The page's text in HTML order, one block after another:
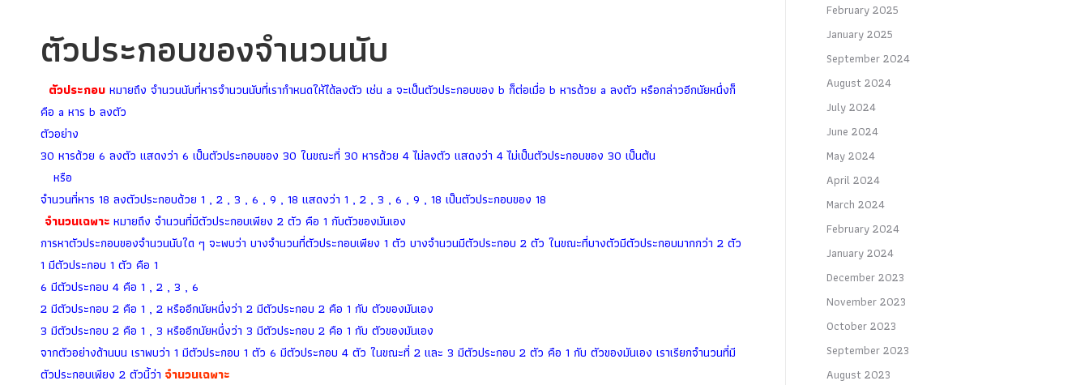
ตัวประกอบของจำนวนนับ
ตัวประกอบ หมายถึง จำนวนนับที่หารจำนวนนับที่เรากำหนดให้ได้ลงตัว เช่น a จะเป็นตัวประกอบของ b ก็ต่อเมื่อ b หารด้วย a ลงตัว หรือกล่าวอีกนัยหนึ่งก็
คือ a หาร b ลงตัว
ตัวอย่าง
30 หารด้วย 6 ลงตัว แสดงว่า 6 เป็นตัวประกอบของ 30 ในขณะที่ 30 หารด้วย 4 ไม่ลงตัว แสดงว่า 4 ไม่เป็นตัวประกอบของ 30 เป็นต้น
หรือ
จำนวนที่หาร 18 ลงตัวประกอบด้วย 1 , 2 , 3 , 6 , 9 , 18 แสดงว่า 1 , 2 , 3 , 6 , 9 , 18 เป็นตัวประกอบของ 18
จำนวนเฉพาะ หมายถึง จำนวนที่มีตัวประกอบเพียง 2 ตัว คือ 1 กับตัวของมันเอง
การหาตัวประกอบของจำนวนนับใด ๆ จะพบว่า บางจำนวนที่ตัวประกอบเพียง 1 ตัว บางจำนวนมีตัวประกอบ 2 ตัว ในขณะที่บางตัวมีตัวประกอบมากกว่า 2 ตัว
1 มีตัวประกอบ 1 ตัว คือ 1
6 มีตัวประกอบ 4 คือ 1 , 2 , 3 , 6
2 มีตัวประกอบ 2 คือ 1 , 2 หรืออีกนัยหนึ่งว่า 2 มีตัวประกอบ 2 คือ 1 กับ ตัวของมันเอง
3 มีตัวประกอบ 2 คือ 1 , 3 หรืออีกนัยหนึ่งว่า 3 มีตัวประกอบ 2 คือ 1 กับ ตัวของมันเอง
จากตัวอย่างด้านบน เราพบว่า 1 มีตัวประกอบ 1 ตัว 6 มีตัวประกอบ 4 ตัว ในขณะที่ 2 และ 3 มีตัวประกอบ 2 ตัว คือ 1 กับ ตัวของมันเอง เราเรียกจำนวนที่มี
ตัวประกอบเพียง 2 ตัวนี้ว่า จำนวนเฉพาะ
February 2025
January 2025
September 2024
August 2024
July 2024
June 2024
May 2024
April 2024
March 2024
February 2024
January 2024
December 2023
November 2023
October 2023
September 2023
August 2023